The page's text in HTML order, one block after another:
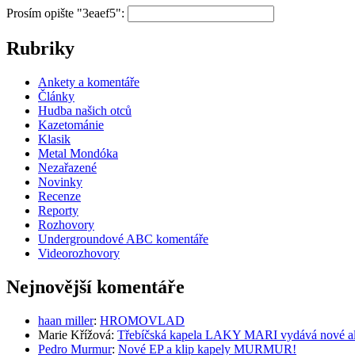
Prosím opište "3eaef5":
Rubriky
Ankety a komentáře
Články
Hudba našich otců
Kazetománie
Klasik
Metal Mondóka
Nezařazené
Novinky
Recenze
Reporty
Rozhovory
Undergroundové ABC komentáře
Videorozhovory
Nejnovější komentáře
haan miller: HROMOVLAD
Marie Křížová: Třebíčská kapela LAKY MARI vydává nové
Pedro Murmur: Nové EP a klip kapely MURMUR!